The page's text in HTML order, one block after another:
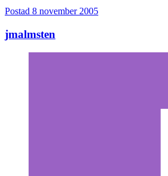
Postad 8 november 2005
jmalmsten